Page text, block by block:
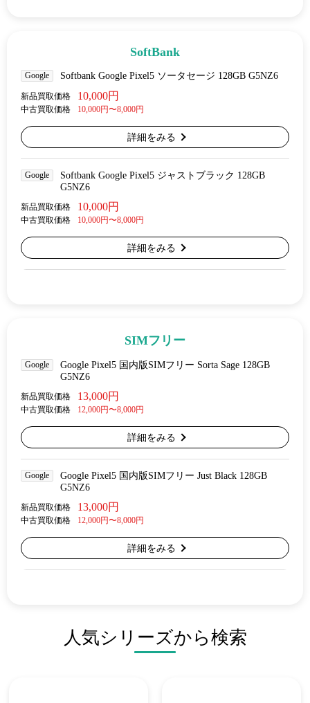
SoftBank
Google Softbank Google Pixel5 ソータセージ 128GB G5NZ6
新品買取価格 10,000円
中古買取価格 10,000円〜8,000円
詳細をみる
Google
Softbank Google Pixel5 ジャストブラック 128GB
G5NZ6
新品買取価格 10,000円
中古買取価格 10,000円〜8,000円
詳細をみる
SIMフリー
Google
Google Pixel5 国内版SIMフリー Sorta Sage 128GB
G5NZ6
新品買取価格 13,000円
中古買取価格 12,000円〜8,000円
詳細をみる
Google
Google Pixel5 国内版SIMフリー Just Black 128GB
G5NZ6
新品買取価格 13,000円
中古買取価格 12,000円〜8,000円
詳細をみる
人気シリーズから検索